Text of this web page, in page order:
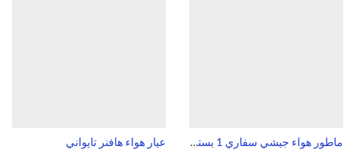
ماطور هواء جيشي سفاري 1 بستم 85 لتر / د صندوق فلاذ عيار هواء هافنر تايواني